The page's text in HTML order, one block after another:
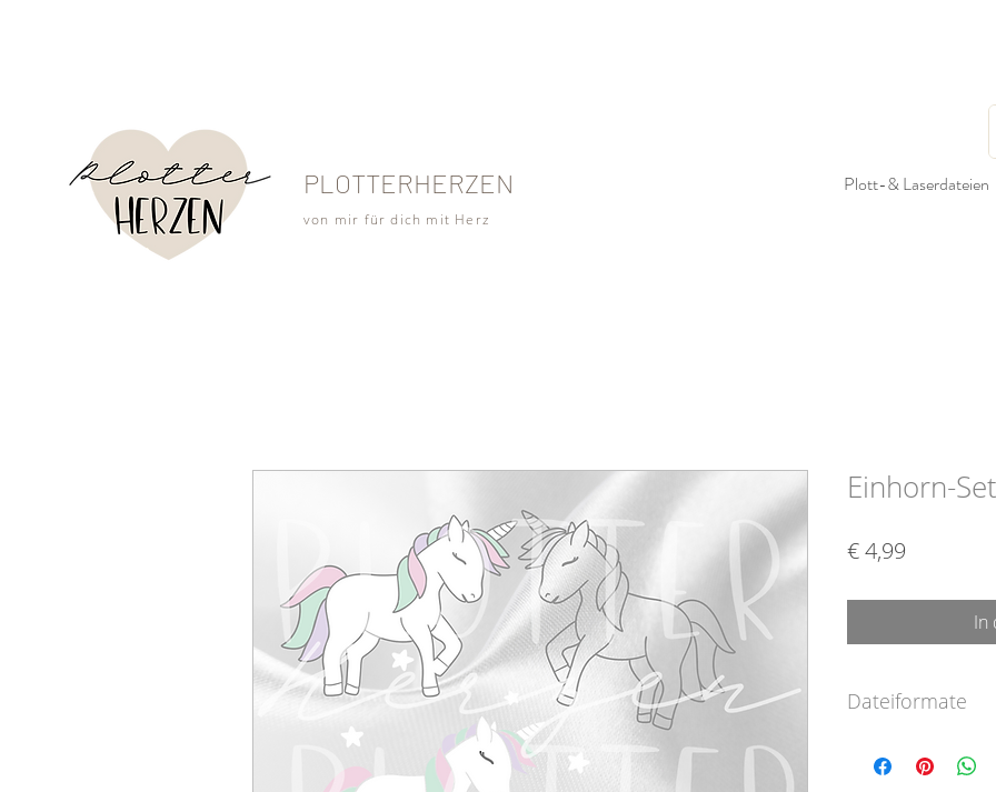
PLOTTERHERZEN
von mir für dich mit Herz
Plott-& Laserdateien
Einhorn-Set
€ 4,99
In
Dateiformate
ab Designer